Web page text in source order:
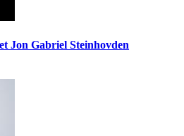
Jon Gabriel Steinhovden